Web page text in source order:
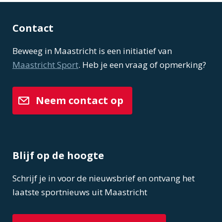
Contact
Beweeg in Maastricht is een initiatief van
Maastricht Sport. Heb je een vraag of opmerking?
Neem contact op
Blijf op de hoogte
Schrijf je in voor de nieuwsbrief en ontvang het
laatste sportnieuws uit Maastricht